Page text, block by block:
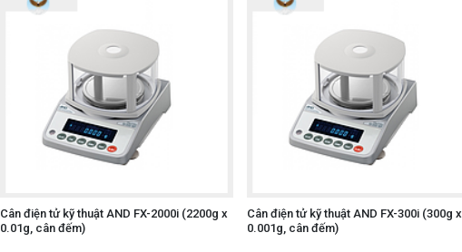
Cân điện tử kỹ thuật AND FX-2000i (2200g x
0.01g, cân đếm)
Cân điện tử kỹ thuật AND FX-300i (300g x
0.001g, cân đếm)